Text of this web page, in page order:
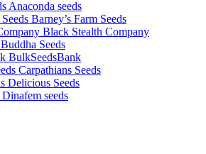
Anaconda seeds
Barney’s Farm Seeds
Black Stealth Company
Buddha Seeds
BulkSeedsBank
Carpathians Seeds
Delicious Seeds
Dinafem seeds